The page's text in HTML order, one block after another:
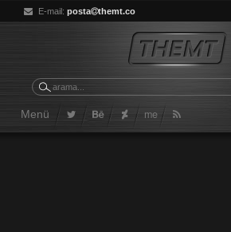
E-mail: posta themt.co
Menü me